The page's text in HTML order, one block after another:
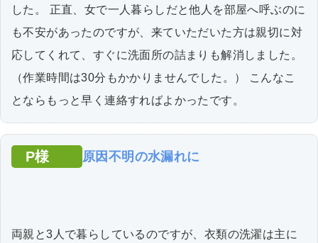
した。 正直、女で一人暮らしだと他人を部屋へ呼ぶのに
も不安があったのですが、来ていただいた方は親切に対
応してくれて、すぐに洗面所の詰まりも解消しました。
（作業時間は30分もかかりませんでした。） こんなこ
とならもっと早く連絡すればよかったです。
原因不明の水漏れに
P様
両親と3人で暮らしているのですが、衣類の洗濯は主に